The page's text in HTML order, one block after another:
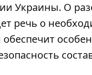
Украины. О
речь о